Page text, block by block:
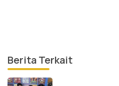
Berita Terkait